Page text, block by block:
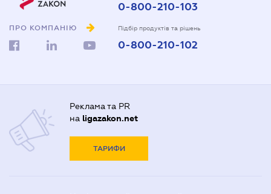
ПРО КОМПАНІЮ
0-800-210-103
Підбір продуктів та рішень
0-800-210-102
Реклама та PR
на ligazakon.net
ТАРИФИ